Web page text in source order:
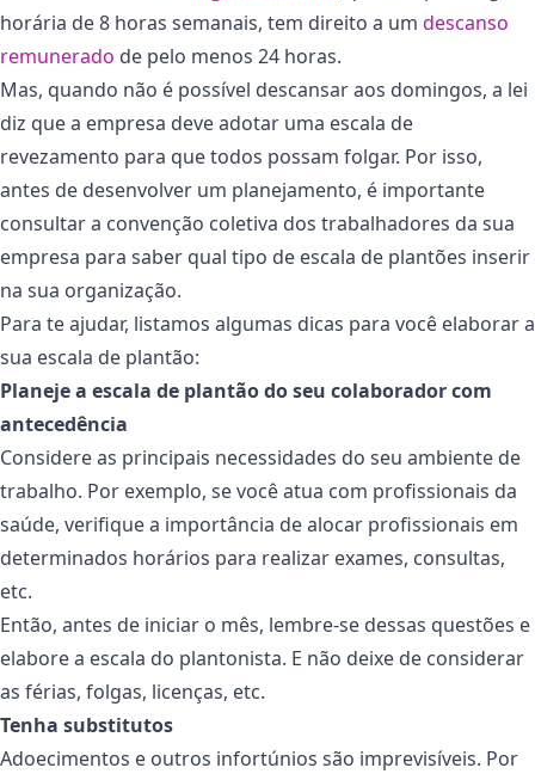
horária de 8 horas semanais, tem direito a um descanso
remunerado de pelo menos 24 horas.
Mas, quando não é possível descansar aos domingos, a lei
diz que a empresa deve adotar uma escala de
revezamento para que todos possam folgar. Por isso,
antes de desenvolver um planejamento, é importante
consultar a convenção coletiva dos trabalhadores da sua
empresa para saber qual tipo de escala de plantões inserir
na sua organização.
Para te ajudar, listamos algumas dicas para você elaborar a
sua escala de plantão:
Planeje a escala de plantão do seu colaborador com
antecedência
Considere as principais necessidades do seu ambiente de
trabalho. Por exemplo, se você atua com profissionais da
saúde, verifique a importância de alocar profissionais em
determinados horários para realizar exames, consultas,
etc.
Então, antes de iniciar o mês, lembre-se dessas questões e
elabore a escala do plantonista. E não deixe de considerar
as férias, folgas, licenças, etc.
Tenha substitutos
Adoecimentos e outros infortúnios são imprevisíveis. Por